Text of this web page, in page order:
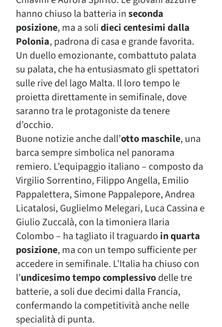
hanno chiuso la batteria inseconda
posizione, ma a solidieci centesimi dalla
Polonia, padrona di casa e grande favorita.
Un duello emozionante, combattuto palata
su palata, che ha entusiasmato gli spettatori
sulle rive del lago Malta. Il loro tempo le
proietta direttamente in semifinale, dove
saranno tra le protagoniste da tenere
d’occhio.
Buone notizie anche dall’otto maschile, una
barca sempre simbolica nel panorama
remiero. L’equipaggio italiano – composto da
Virgilio Sorrentino, Filippo Angella, Emilio
Pappalettera, Simone Pappalepore, Andrea
Licatalosi, Guglielmo Melegari, Luca Cassina e
Giulio Zuccalà, con la timoniera Ilaria
Colombo – ha tagliato il traguardo in quarta
posizione, ma con un tempo sufficiente per
accedere in semifinale. L’Italia ha chiuso con
l’undicesimo tempo complessivodelle tre
batterie, a soli due decimi dalla Francia,
confermando la competitività anche nelle
specialità di punta.